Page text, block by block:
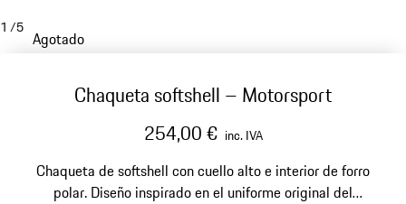
1 /5
Agotado
Chaqueta softshell – Motorsport
254,00 € inc. IVA
Chaqueta de softshell con cuello alto e interior de forro
polar. Diseño inspirado en el uniforme original del